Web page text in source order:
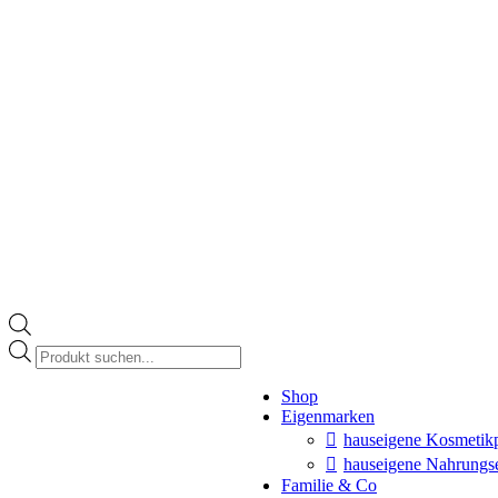
Products
search
Shop
Eigenmarken
hauseigene
hauseigene
Familie & Co